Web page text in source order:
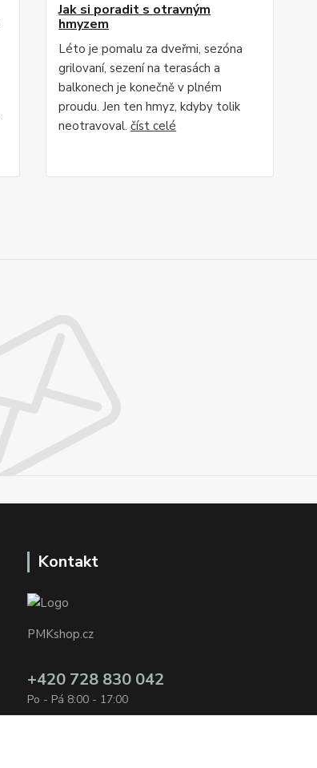
Jak si poradit s otravným
hmyzem
Léto je pomalu za dveřmi, sezóna
grilovaní, sezení na terasách a
balkonech je konečně v plném
proudu. Jen ten hmyz, kdyby tolik
neotravoval.číst celé
Kontakt
PMKshop.cz
+420 728 830 042
Po - Pá 8:00 - 17:00